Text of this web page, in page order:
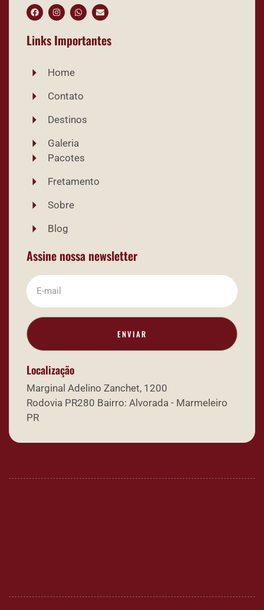
Links Importantes
Home
Contato
Destinos
Galeria
Pacotes
Fretamento
Sobre
Blog
Assine nossa newsletter
ENVIAR
Localização
Marginal Adelino Zanchet, 1200
Rodovia PR280 Bairro: Alvorada - Marmeleiro
PR